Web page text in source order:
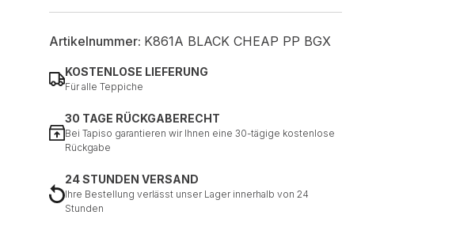
Artikelnummer: K861A BLACK CHEAP PP BGX
KOSTENLOSE LIEFERUNG
Für alle Teppiche
30 TAGE RÜCKGABERECHT
Bei Tapiso garantieren wir Ihnen eine 30-tägige kostenlose
Rückgabe
24 STUNDEN VERSAND
Ihre Bestellung verlässt unser Lager innerhalb von 24
Stunden